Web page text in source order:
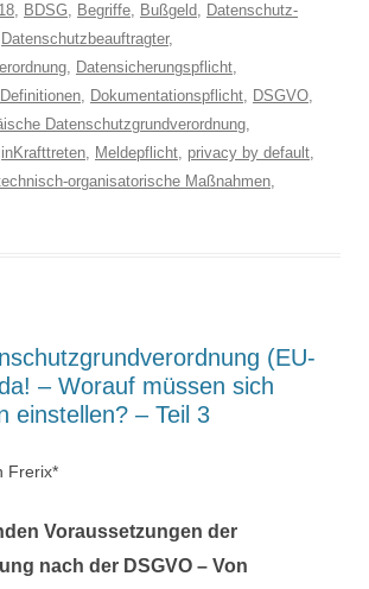
, BDSG, Begriffe, Bußgeld, Datenschutz-
Datenschutzbeauftragter,
, Datensicherungspflicht,
Definitionen, Dokumentationspflicht, DSGVO,
Datenschutzgrundverordnung,
inKrafttreten, Meldepflicht, privacy by default,
organisatorische Maßnahmen,
(EU-
– Worauf müssen sich
einstellen? – Teil 3
Frerix*
Voraussetzungen der
nach der DSGVO – Von